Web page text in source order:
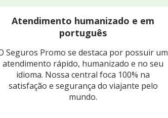
Atendimento humanizado e em
português
Seguros Promo se destaca por possuir um
atendimento rápido, humanizado e no seu
idioma. Nossa central foca 100% na
satisfação e segurança do viajante pelo
mundo.